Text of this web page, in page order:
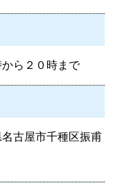
ら２０時まで
古屋市千種区振甫